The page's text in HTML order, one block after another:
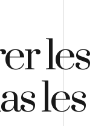
les
les